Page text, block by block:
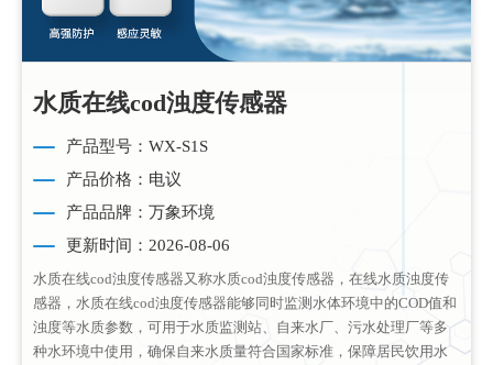
水质在线cod浊度传感器
产品型号：WX-S1S
产品价格：电议
产品品牌：万象环境
更新时间：2026-08-06
水质在线cod浊度传感器又称水质cod浊度传感器，在线水质浊度传
感器，水质在线cod浊度传感器能够同时监测水体环境中的COD值和
浊度等水质参数，可用于水质监测站、自来水厂、污水处理厂等多
种水环境中使用，确保自来水质量符合国家标准，保障居民饮用水